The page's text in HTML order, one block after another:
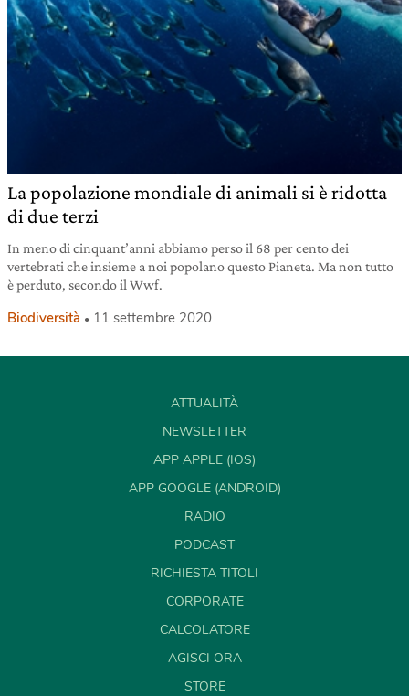
La popolazione mondiale di animali si è ridotta
di due terzi
In meno di cinquant’anni abbiamo perso il 68 per cento dei
vertebrati che insieme a noi popolano questo Pianeta. Ma non tutto
è perduto, secondo il Wwf.
Biodiversità 11 settembre 2020
ATTUALITÀ
NEWSLETTER
APP APPLE (IOS)
APP GOOGLE (ANDROID)
RADIO
PODCAST
RICHIESTA TITOLI
CORPORATE
CALCOLATORE
AGISCI ORA
STORE